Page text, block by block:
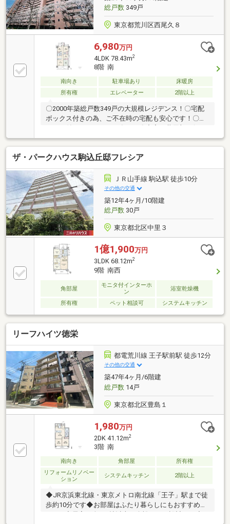
ニットバス交換・トイレ交換・洗面台交換・給湯器交
換・照明取付など
総戸数349戸
東京都荒川区西尾久８
6,980万円
4LDK 78.43m2
8階 南
南向き 駐車場あり
床暖房
所有権
エレベーター 2階以上
〇2000年築総戸数349戸の大規模レジデンス！〇宅配
ボックス付きの為、ご不在時の宅配も安心です！〇モ
ズルーム、洗車スペース、来客用駐車場、スカイガー
デン等)〇各部屋収納が豊富です！〇カウンターキッチ
ンの為、LDKを見渡せます！〇LDKには床暖房が入っ
ており、足元からお部屋を温めます！〇角部屋の為、
採光が多いです！物件のメリット、デメリットを余す
ところなくお伝えします！定休日なし！弊社独自のお
得な「平日会員制度」あり！
ザ・パークハウス駒込丘邸フレシア
ＪＲ山手線 駒込駅 徒歩10分
その他の交通
築12年4ヶ月/10階建
総戸数30戸
東京都北区中里３
1億1,900万円
3LDK 68.12m2
9階 南西
角部屋
モニタ付インターホ
ン
浴室乾燥機
所有権 ペット相談可 システムキッチン
リーフハイツ徳栄
都電荒川線 王子駅前駅 徒歩12分
その他の交通
築47年4ヶ月/6階建
総戸数14戸
東京都北区豊島１
1,980万円
2DK 41.12m2
3階 南
南向き 角部屋
所有権
リフォームリノベー
ション
システムキッチン 2階以上
◆JR京浜東北線・東京メトロ南北線「王子」駅まで徒
歩約10分です◆お部屋はふたり暮らしにもおすすめの